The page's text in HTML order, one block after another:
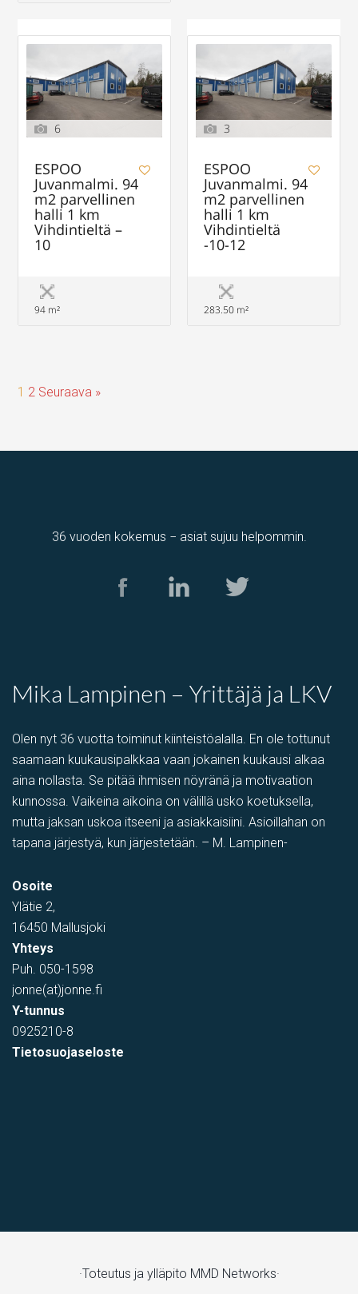
6
ESPOO
Juvanmalmi. 94
m2 parvellinen
halli 1 km
Vihdintieltä –
10
94 m²
3
ESPOO
Juvanmalmi. 94
m2 parvellinen
halli 1 km
Vihdintieltä
-10-12
283.50 m²
1 2 Seuraava »
36 vuoden kokemus − asiat sujuu helpommin.
Mika Lampinen – Yrittäjä ja LKV
Olen nyt 36 vuotta toiminut kiinteistöalalla. En ole tottunut
saamaan kuukausipalkkaa vaan jokainen kuukausi alkaa
aina nollasta. Se pitää ihmisen nöyränä ja motivaation
kunnossa. Vaikeina aikoina on välillä usko koetuksella,
mutta jaksan uskoa itseeni ja asiakkaisiini. Asioillahan on
tapana järjestyä, kun järjestetään. – M. Lampinen-
Osoite
Ylätie 2,
16450 Mallusjoki
Yhteys
Puh. 050-1598
jonne(at)jonne.fi
Y-tunnus
0925210-8
Tietosuojaseloste
·Toteutus ja ylläpito MMD Networks·